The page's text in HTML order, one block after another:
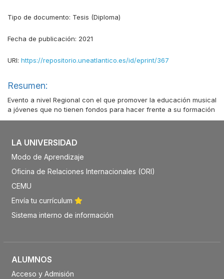
Tipo de documento: Tesis (Diploma)
Fecha de publicación: 2021
URI: https://repositorio.uneatlantico.es/id/eprint/367
Resumen:
Evento a nivel Regional con el que promover la educación musical
a jóvenes que no tienen fondos para hacer frente a su formación
LA UNIVERSIDAD
Modo de Aprendizaje
Oficina de Relaciones Internacionales (ORI)
CEMU
Envía tu currículum
Sistema interno de información
ALUMNOS
Acceso y Admisión